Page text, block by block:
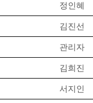
정인혜
김진선
관리자
김희진
서지인